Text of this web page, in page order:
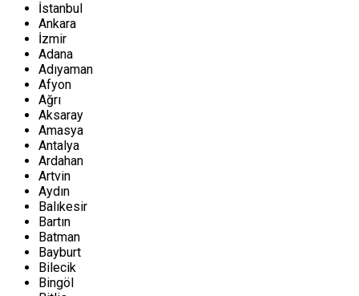
İstanbul
Ankara
İzmir
Adana
Adıyaman
Afyon
Ağrı
Aksaray
Amasya
Antalya
Ardahan
Artvin
Aydın
Balıkesir
Bartın
Batman
Bayburt
Bilecik
Bingöl